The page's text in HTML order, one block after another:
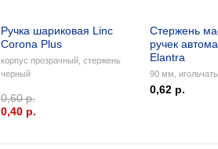
Ручка шариковая Linc
Corona Plus
корпус прозрачный, стержень
черный
0,60 р.
0,40 p.
Стержень
ручек
Elantra
90 мм,
0,62 р.